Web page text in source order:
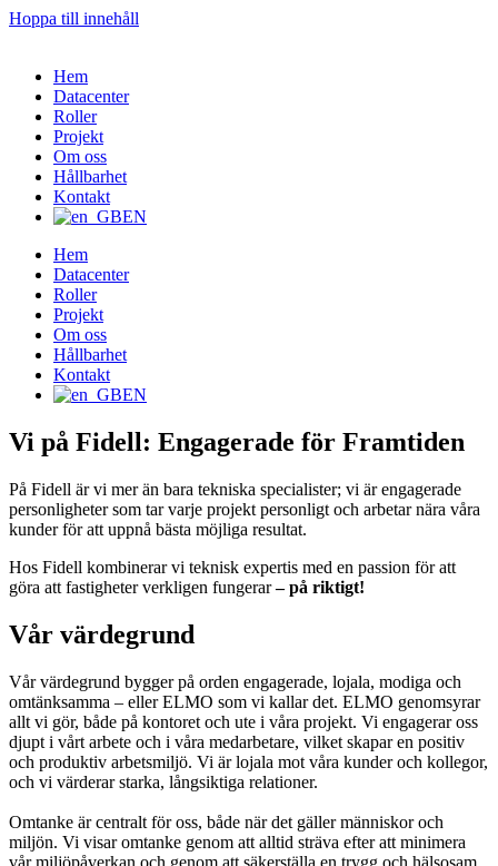
Hoppa till innehåll
Hem
Datacenter
Roller
Projekt
Om oss
Hållbarhet
Kontakt
EN
Hem
Datacenter
Roller
Projekt
Om oss
Hållbarhet
Kontakt
EN
Vi på Fidell: Engagerade för Framtiden
På Fidell är vi mer än bara tekniska specialister; vi är engagerade
personligheter som tar varje projekt personligt och arbetar nära våra
kunder för att uppnå bästa möjliga resultat.
Hos Fidell kombinerar vi teknisk expertis med en passion för att
göra att fastigheter verkligen fungerar– på riktigt!
Vår värdegrund
Vår värdegrund bygger på orden engagerade, lojala, modiga och
omtänksamma – eller ELMO som vi kallar det. ELMO genomsyrar
allt vi gör, både på kontoret och ute i våra projekt. Vi engagerar oss
djupt i vårt arbete och i våra medarbetare, vilket skapar en positiv
och produktiv arbetsmiljö. Vi är lojala mot våra kunder och kollegor,
och vi värderar starka, långsiktiga relationer.
Omtanke är centralt för oss, både när det gäller människor och
miljön. Vi visar omtanke genom att alltid sträva efter att minimera
vår miljöpåverkan och genom att säkerställa en trygg och hälsosam